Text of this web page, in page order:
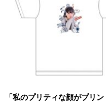
「私のプリティな顔がプリ